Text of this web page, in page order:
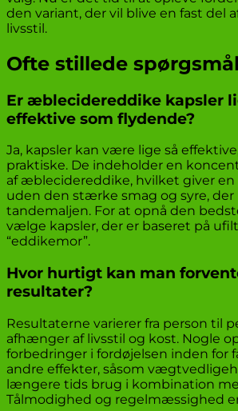
den variant, der vil blive en fast del
livsstil.
Ofte stillede
Er æblecidereddike kapsler
effektive som flydende?
Ja, kapsler kan være lige så
praktiske. De indeholder en
af æblecidereddike, hvilket giver
uden den stærke smag og syre, der
tandemaljen. For at opnå den
vælge kapsler, der er baseret på
“eddikemor”.
Hvor hurtigt kan man
resultater?
Resultaterne varierer fra person til
afhænger af livsstil og kost. Nogle
forbedringer i fordøjelsen inden for
andre effekter, såsom
længere tids brug i kombination
Tålmodighed og regelmæssighed